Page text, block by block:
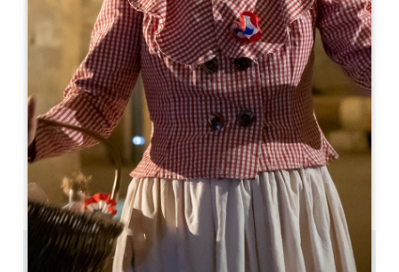
Hôtel 3 étoiles
Libourne
33500 Libourne
05 57 55 28 20
お問い合わせ
U字型ルームの収容人数 : 30
劇場収容人数 : 40
10.1 km